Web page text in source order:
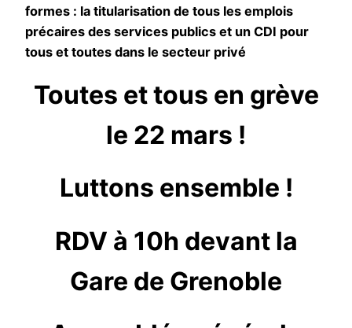
formes : la titularisation de tous les emplois
précaires des services publics et un CDI pour
tous et toutes dans le secteur privé
Toutes et tous en grève
le 22 mars !
Luttons ensemble !
RDV à 10h devant la
Gare de Grenoble